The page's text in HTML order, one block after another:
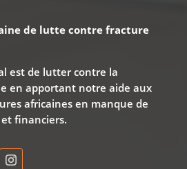
de lutte contre fracture
est de lutter contre la
en apportant notre aide aux
africaines en manque de
financiers.